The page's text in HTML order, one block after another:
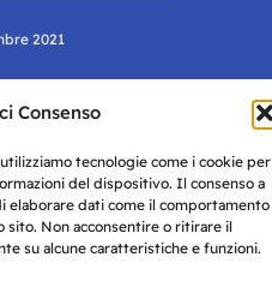
Consenso
tecnologie come i cookie per
del dispositivo. Il consenso a
dati come il comportamento
sito. Non acconsentire o ritirare il
su alcune caratteristiche e funzioni.
2021